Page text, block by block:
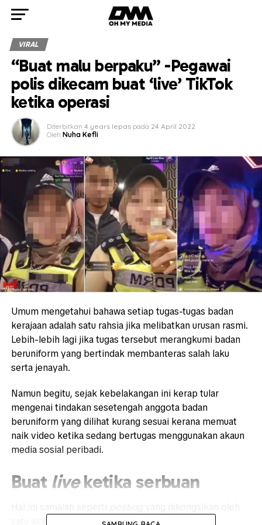
VIRAL
“Buat malu berpaku” -Pegawai
polis dikecam buat ‘live’ TikTok
ketika operasi
Diterbitkan 4 years lepas pada 24 April 2022
Oleh Nuha Kefli
Umum mengetahui bahawa setiap tugas-tugas badan
kerajaan adalah satu rahsia jika melibatkan urusan rasmi.
Lebih-lebih lagi jika tugas tersebut merangkumi badan
beruniform yang bertindak membanteras salah laku
serta jenayah.
Namun begitu, sejak kebelakangan ini kerap tular
mengenai tindakan sesetengah anggota badan
beruniform yang dilihat kurang sesuai kerana memuat
naik video ketika sedang bertugas menggunakan akaun
media sosial peribadi.
Buat liveketika serbuan
satu akaun Twitter apabila memuat naik kembali